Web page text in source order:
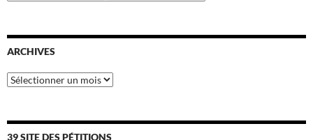
ARCHIVES
Archives
39 SITE DES PÉTITIONS